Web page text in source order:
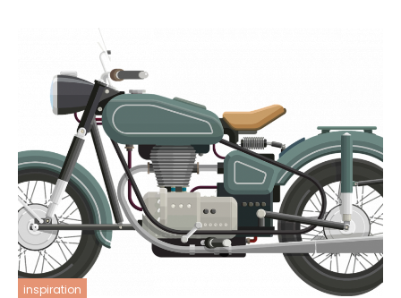
inspiration